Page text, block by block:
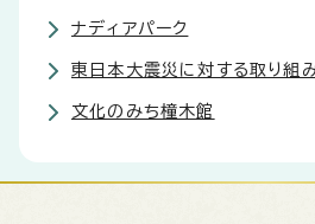
ナディアパーク
東日本大震災に対する取り組
文化のみち橦木館